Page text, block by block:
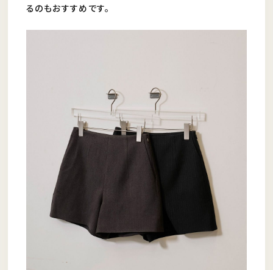
るのもおすすめです。